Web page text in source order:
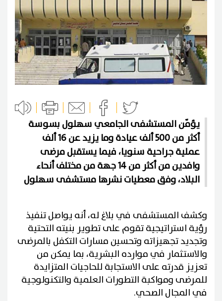
يؤمّن المستشفى الجامعي سهلول بسوسة
أكثر من 500 ألف عيادة وما يزيد عن 16 ألف
عملية جراحية سنويا، فيما يستقبل مرضى
وافدين من أكثر من 14 جهة من مختلف أنحاء
البلاد، وفق معطيات نشرها مستشفى سهلول
وكشف المستشفى في بلاغ له، أنه يواصل تنفيذ
رؤية استراتيجية تقوم على تطوير بنيته التحتية
وتجديد تجهيزاته وتحسين مسارات التكفل بالمرضى
والاستثمار في موارده البشرية، بما يمكن من
تعزيز قدرته على الاستجابة للحاجيات المتزايدة
للمرضى ومواكبة التطورات العلمية والتكنولوجية
في المجال الصحي.